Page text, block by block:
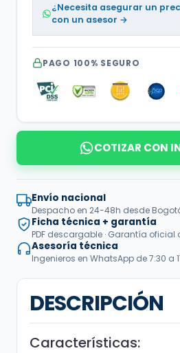
¿Necesita asegurar un
con un asesor →
PAGO 100% SEGURO
COTIZAR CON
Envío nacional
Despacho en 24-48h desde
Ficha técnica + garantía
PDF descargable · Garantía
Asesoría técnica
Ingenieros en WhatsApp de 7:30 a
DESCRIPCIÓN
Características: